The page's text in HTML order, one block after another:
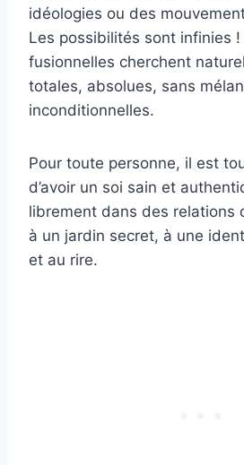
idéologies ou des
Les possibilités sont infinies
fusionnelles cherchent
totales, absolues, sans
inconditionnelles.
Pour toute personne, il est
d’avoir un soi sain et
librement dans des relations
à un jardin secret, à une
et au rire.